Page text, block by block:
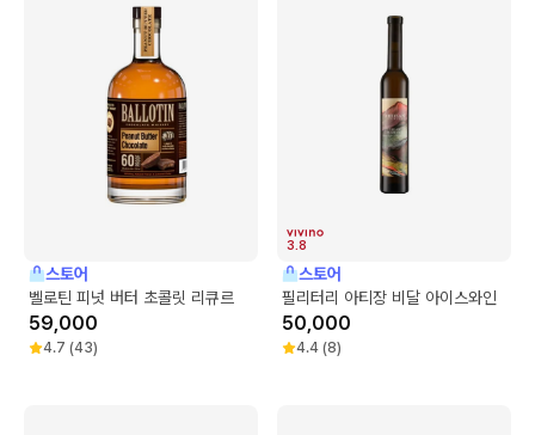
스토어
벨로틴 피넛 버터 초콜릿 리큐르
59,000
4.7 (43)
3.8
스토어
필리터리 아티장 비달 아이스와인
50,000
4.4 (8)